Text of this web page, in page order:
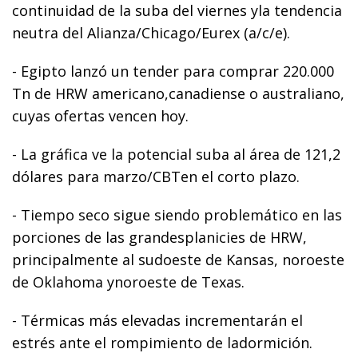
continuidad de la suba del viernes yla tendencia
neutra del Alianza/Chicago/Eurex (a/c/e).
- Egipto lanzó un tender para comprar 220.000
Tn de HRW americano,canadiense o australiano,
cuyas ofertas vencen hoy.
- La gráfica ve la potencial suba al área de 121,2
dólares para marzo/CBTen el corto plazo.
- Tiempo seco sigue siendo problemático en las
porciones de las grandesplanicies de HRW,
principalmente al sudoeste de Kansas, noroeste
de Oklahoma ynoroeste de Texas.
- Térmicas más elevadas incrementarán el
estrés ante el rompimiento de ladormición.